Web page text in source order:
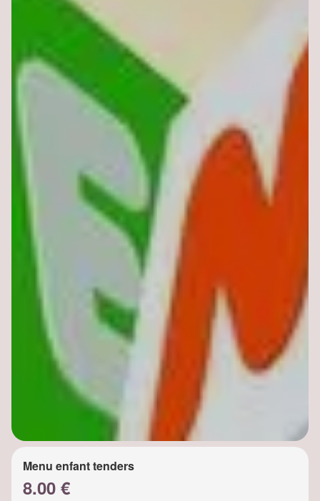
Menu enfant tenders
8.00 €